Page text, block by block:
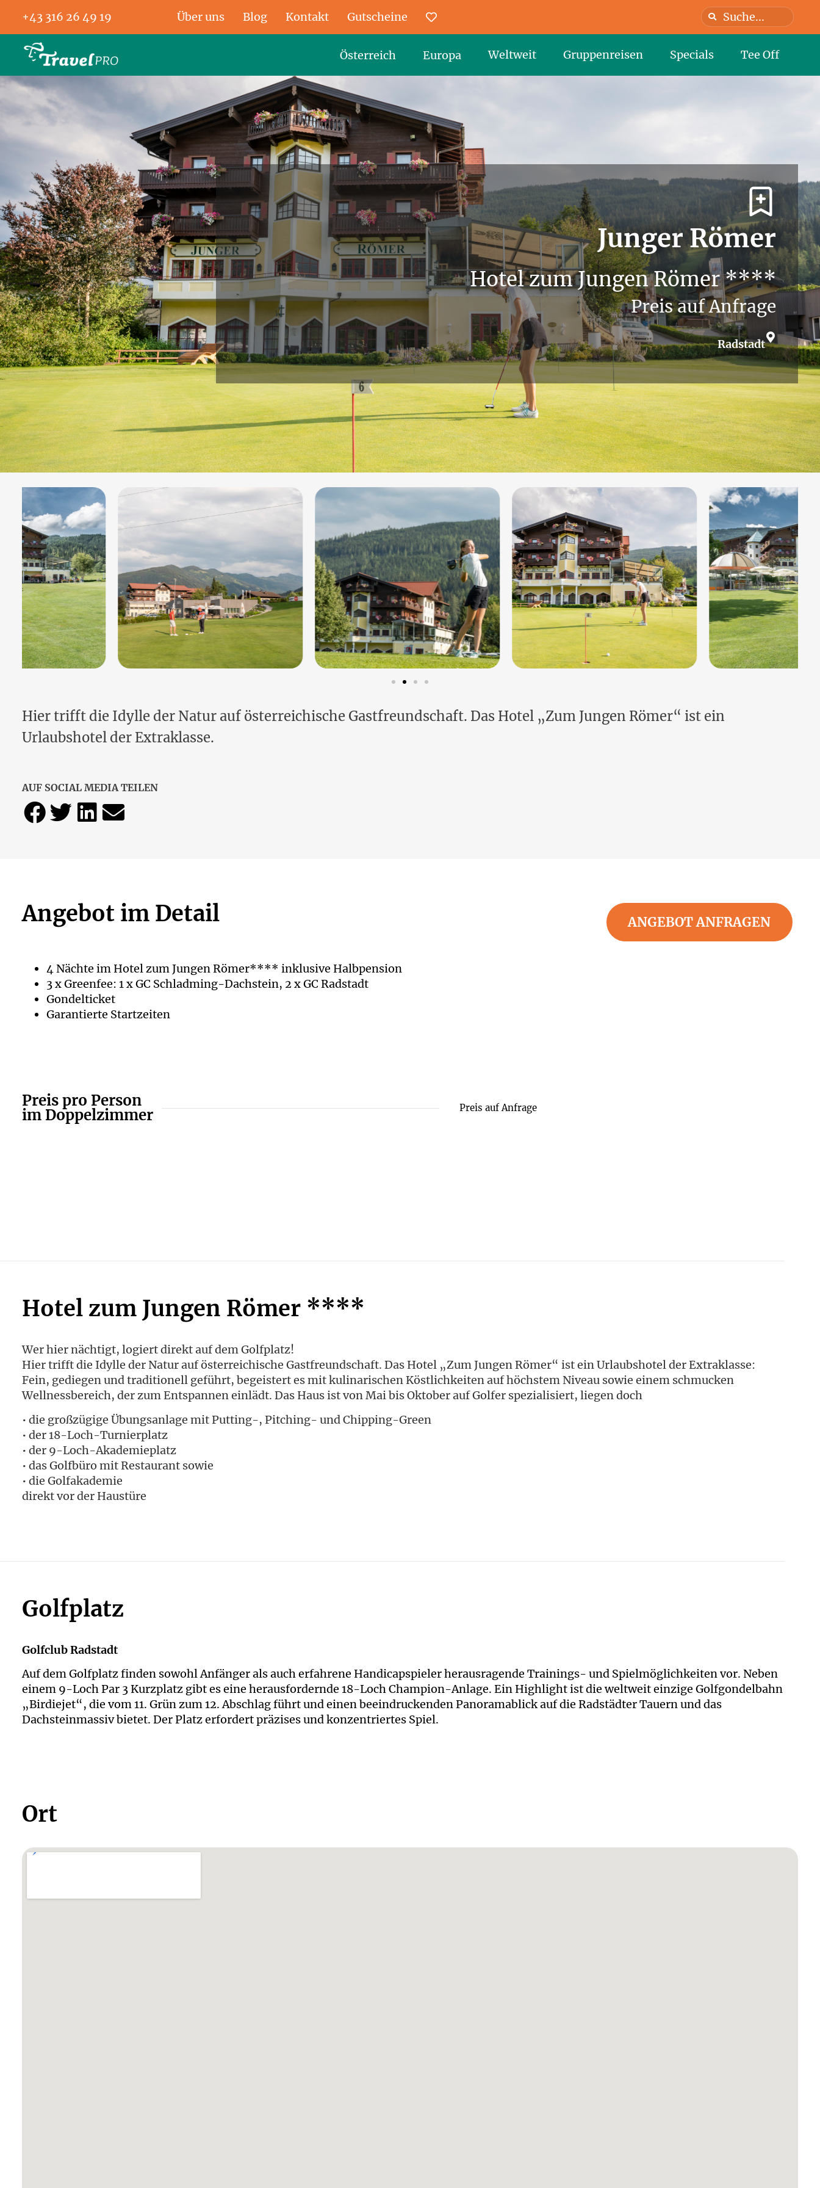
+43 316 26 49 19 Über uns Blog Kontakt Gutscheine Favoriten
Österreich Europa Weltweit Gruppenreisen Specials Tee Off
Junger Römer
Hotel zum Jungen Römer ****
Preis auf Anfrage
Radstadt
Hier trifft die Idylle der Natur auf österreichische Gastfreundschaft. Das Hotel „Zum Jungen Römer“ ist ein
Urlaubshotel der Extraklasse.
AUF SOCIAL MEDIA TEILEN
Angebot im Detail
4 Nächte im Hotel zum Jungen Römer**** inklusive Halbpension
3 x Greenfee: 1 x GC Schladming-Dachstein, 2 x GC Radstadt
Gondelticket
Garantierte Startzeiten
Preis pro Person
im Doppelzimmer Preis auf Anfrage
ANGEBOT ANFRAGEN
Hotel zum Jungen Römer ****
Wer hier nächtigt, logiert direkt auf dem Golfplatz!
Hier trifft die Idylle der Natur auf österreichische Gastfreundschaft. Das Hotel „Zum Jungen Römer“ ist ein Urlaubshotel der Extraklasse:
Fein, gediegen und traditionell geführt, begeistert es mit kulinarischen Köstlichkeiten auf höchstem Niveau sowie einem schmucken
Wellnessbereich, der zum Entspannen einlädt. Das Haus ist von Mai bis Oktober auf Golfer spezialisiert, liegen doch
• die großzügige Übungsanlage mit Putting-, Pitching- und Chipping-Green
• der 18-Loch-Turnierplatz
• der 9-Loch-Akademieplatz
• das Golfbüro mit Restaurant sowie
• die Golfakademie
direkt vor der Haustüre
Golfplatz
Golfclub Radstadt
Auf dem Golfplatz finden sowohl Anfänger als auch erfahrene Handicapspieler herausragende Trainings- und Spielmöglichkeiten vor. Neben
einem 9-Loch Par 3 Kurzplatz gibt es eine herausfordernde 18-Loch Champion-Anlage. Ein Highlight ist die weltweit einzige Golfgondelbahn
„Birdiejet“, die vom 11. Grün zum 12. Abschlag führt und einen beeindruckenden Panoramablick auf die Radstädter Tauern und das
Dachsteinmassiv bietet. Der Platz erfordert präzises und konzentriertes Spiel.
Ort